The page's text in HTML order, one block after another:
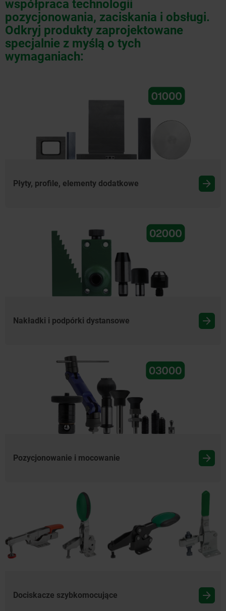
współpraca technologii
pozycjonowania, zaciskania i obsługi.
Odkryj produkty zaprojektowane
specjalnie z myślą o tych
wymaganiach:
Płyty, profile, elementy dodatkowe
Nakładki i podpórki dystansowe
Pozycjonowanie i mocowanie
Dociskacze szybkomocujące